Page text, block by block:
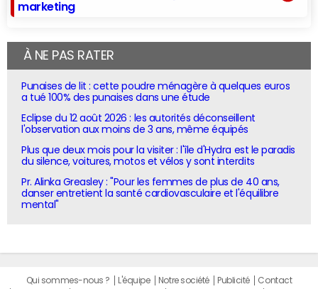
marketing
À NE PAS RATER
Punaises de lit : cette poudre ménagère à quelques euros
a tué 100% des punaises dans une étude
Eclipse du 12 août 2026 : les autorités déconseillent
l'observation aux moins de 3 ans, même équipés
Plus que deux mois pour la visiter : l'île d'Hydra est le paradis
du silence, voitures, motos et vélos y sont interdits
Pr. Alinka Greasley : "Pour les femmes de plus de 40 ans,
danser entretient la santé cardiovasculaire et l'équilibre
mental"
Qui sommes-nous ? L'équipe Notre société Publicité Contact